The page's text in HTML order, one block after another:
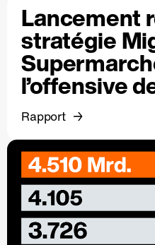
Lancement
stratégie
l’offensive
Rapport